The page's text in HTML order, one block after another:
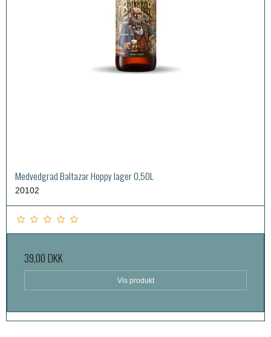
Medvedgrad Baltazar Hoppy lager 0,50L
20102
39,00 DKK
Vis produkt